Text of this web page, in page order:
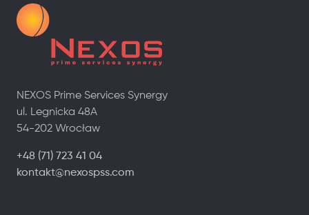
NEXOS Prime Services Synergy
ul. Legnicka 48A
54-202 Wrocław
+48 (71) 723 41 04
kontakt@nexospss.com